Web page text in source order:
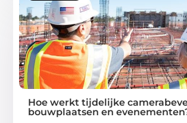
Hoe werkt tijdelijke
bouwplaatsen en